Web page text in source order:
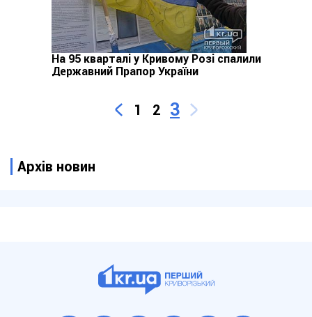
На 95 кварталі у Кривому Розі спалили
Державний Прапор України
1 2 3
Архів новин